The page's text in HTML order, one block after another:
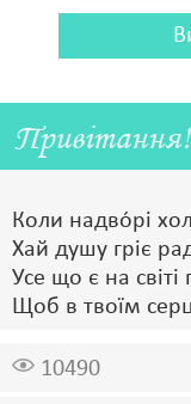
Коли надво́рі
Хай душу гріє
Усе що є на світі
Щоб в твоїм
10490